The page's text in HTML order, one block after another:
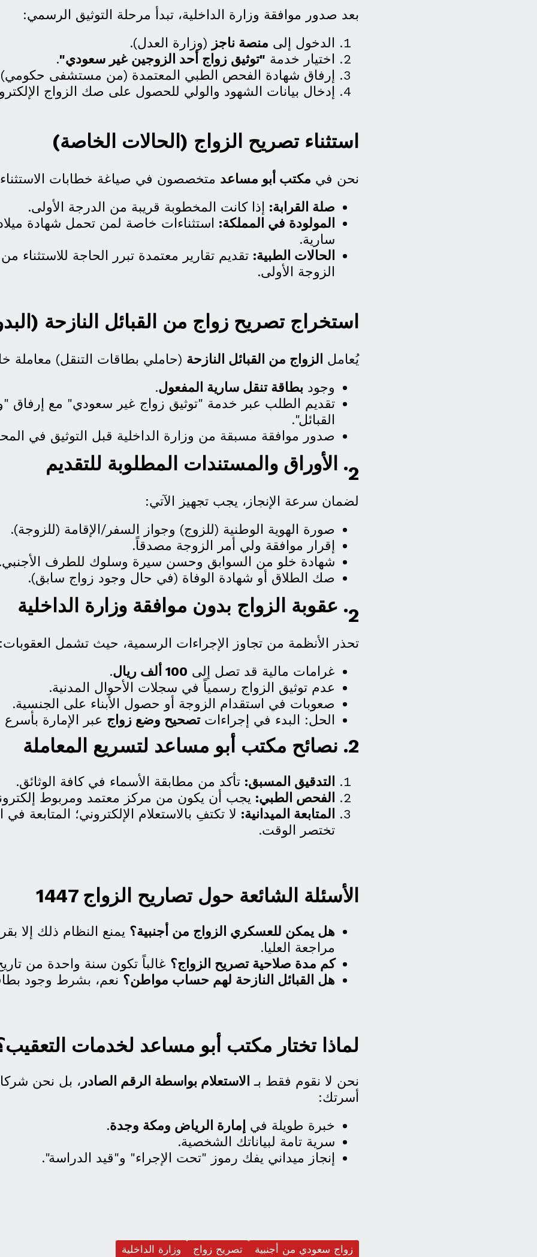
بعد صدور موافقة وزارة الداخلية، تبدأ مرحلة التوثيق الرسمي:
الدخول إلى منصة ناجز (وزارة العدل).
اختيار خدمة "توثيق زواج أحد الزوجين غير سعودي".
إرفاق شهادة الفحص الطبي المعتمدة (من مستشفى
إدخال بيانات الشهود والولي للحصول على صك الزواج
استثناء تصريح الزواج (الحالات الخاصة)
نحن في مكتب أبو مساعد متخصصون في صياغة خطابات
صلة القرابة: إذا كانت المخطوبة قريبة من الدرجة الأولى.
المولودة في المملكة: استثناءات خاصة لمن تحمل شهادة
سارية.
الحالات الطبية: تقديم تقارير معتمدة تبرر الحاجة للاستثناء
الزوجة الأولى.
استخراج تصريح زواج من القبائل النازحة
يُعامل الزواج من القبائل النازحة (حاملي بطاقات التنقل) معاملة
وجود بطاقة تنقل سارية المفعول.
تقديم الطلب عبر خدمة "توثيق زواج غير سعودي" مع إرفاق
القبائل".
صدور موافقة مسبقة من وزارة الداخلية قبل التوثيق في
2. الأوراق والمستندات المطلوبة للتقديم
لضمان سرعة الإنجاز، يجب تجهيز الآتي:
صورة الهوية الوطنية (للزوج) وجواز السفر/الإقامة (للزوجة).
إقرار موافقة ولي أمر الزوجة مصدقاً.
شهادة خلو من السوابق وحسن سيرة وسلوك للطرف
صك الطلاق أو شهادة الوفاة (في حال وجود زواج سابق).
2. عقوبة الزواج بدون موافقة وزارة الداخلية
تحذر الأنظمة من تجاوز الإجراءات الرسمية، حيث تشمل
غرامات مالية قد تصل إلى 100 ألف ريال
.
عدم توثيق الزواج رسمياً في سجلات الأحوال المدنية.
صعوبات في استقدام الزوجة أو حصول الأبناء على الجنسية.
الحل: البدء في إجراءاتتصحيح وضع زواج عبر الإمارة
2. نصائح مكتب أبو مساعد لتسريع المعاملة
التدقيق المسبق: تأكد من مطابقة الأسماء في كافة الوثائق.
الفحص الطبي: يجب أن يكون من مركز معتمد ومربوط
المتابعة الميدانية: لا تكتفِ بالاستعلام الإلكتروني؛ المتابعة
تختصر الوقت.
الأسئلة الشائعة حول تصاريح الزواج 1447
هل يمكن للعسكري الزواج من أجنبية؟ يمنع النظام ذلك إلا
مراجعة العليا.
كم مدة صلاحية تصريح الزواج؟ غالباً تكون سنة واحدة من
هل القبائل النازحة لهم حساب مواطن؟ نعم، بشرط وجود
لماذا تختار مكتب أبو مساعد لخدمات
نحن لا نقوم فقط بـ الاستعلام بواسطة الرقم الصادر ، بل نحن
أسرتك:
خبرة طويلة في إمارة الرياض ومكة وجدة.
سرية تامة لبياناتك الشخصية.
إنجاز ميداني يفك رموز "تحت الإجراء" و"قيد الدراسة".
زواج سعودي من أجنبية تصريح زواج وزارة الداخلية